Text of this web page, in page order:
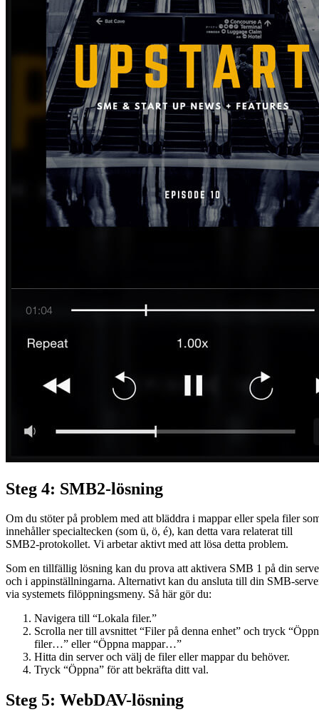
Steg 4: SMB2-lösning
Om du stöter på problem med att bläddra i mappar eller spela filer
innehåller specialtecken (som ü, ö, é), kan detta vara relaterat till
SMB2-protokollet. Vi arbetar aktivt med att lösa detta problem.
Som en tillfällig lösning kan du prova att aktivera SMB 1 på din
och i appinställningarna. Alternativt kan du ansluta till din SMB-
via systemets filöppningsmeny. Så här gör du:
Navigera till “Lokala filer.”
Scrolla ner till avsnittet “Filer på denna enhet” och tryck
filer…” eller “Öppna mappar…”
Hitta din server och välj de filer eller mappar du behöver.
Tryck “Öppna” för att bekräfta ditt val.
Steg 5: WebDAV-lösning